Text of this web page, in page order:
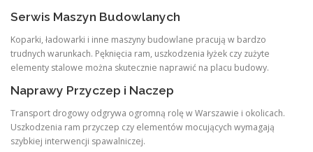
Serwis Maszyn Budowlanych
Koparki, ładowarki i inne maszyny budowlane pracują w bardzo
trudnych warunkach. Pęknięcia ram, uszkodzenia łyżek czy zużyte
elementy stalowe można skutecznie naprawić na placu budowy.
Naprawy Przyczep i Naczep
Transport drogowy odgrywa ogromną rolę w Warszawie i okolicach.
Uszkodzenia ram przyczep czy elementów mocujących wymagają
szybkiej interwencji spawalniczej.